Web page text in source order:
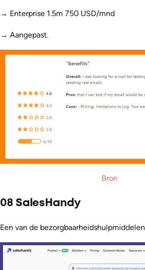
→ Enterprise 1.5m 750 USD/mnd
→ Aangepast.
Bron
08 SalesHandy
Een van de